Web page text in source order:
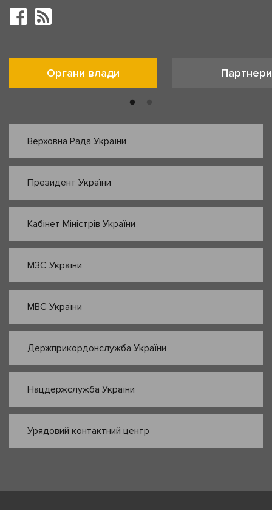
Органи влади Партнери
Верховна Рада України
Президент України
Кабінет Міністрів України
МЗС України
МВС України
Держприкордонслужба України
Нацдержслужба України
Урядовий контактний центр